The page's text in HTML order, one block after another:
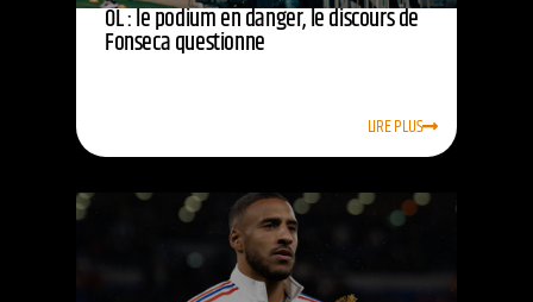
OL : le podium en danger, le discours de
Fonseca questionne
LIRE PLUS